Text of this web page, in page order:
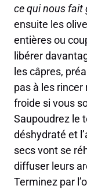
ce qui nous fait
ensuite les
entières ou
libérer
les câpres,
pas à les rincer
froide si vous
Saupoudrez le
déshydraté et
secs vont se
diffuser leurs
Terminez par